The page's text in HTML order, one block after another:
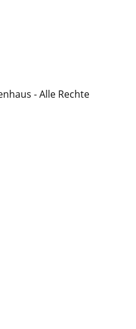
- Alle Rechte